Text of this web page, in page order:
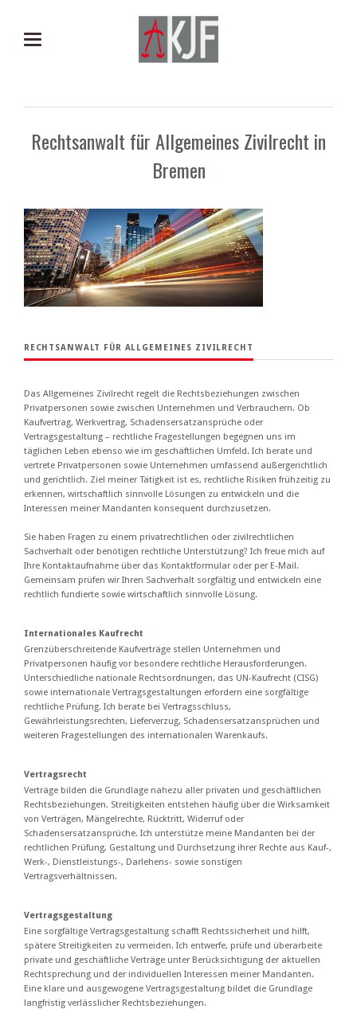
Rechtsanwalt für Allgemeines Zivilrecht in
Bremen
RECHTSANWALT FÜR ALLGEMEINES ZIVILRECHT
Das Allgemeines Zivilrecht regelt die Rechtsbeziehungen zwischen
Privatpersonen sowie zwischen Unternehmen und Verbrauchern. Ob
Kaufvertrag, Werkvertrag, Schadensersatzansprüche oder
Vertragsgestaltung – rechtliche Fragestellungen begegnen uns im
täglichen Leben ebenso wie im geschäftlichen Umfeld. Ich berate und
vertrete Privatpersonen sowie Unternehmen umfassend außergerichtlich
und gerichtlich. Ziel meiner Tätigkeit ist es, rechtliche Risiken frühzeitig zu
erkennen, wirtschaftlich sinnvolle Lösungen zu entwickeln und die
Interessen meiner Mandanten konsequent durchzusetzen.
Sie haben Fragen zu einem privatrechtlichen oder zivilrechtlichen
Sachverhalt oder benötigen rechtliche Unterstützung? Ich freue mich auf
Ihre Kontaktaufnahme über das Kontaktformular oder per E-Mail.
Gemeinsam prüfen wir Ihren Sachverhalt sorgfältig und entwickeln eine
rechtlich fundierte sowie wirtschaftlich sinnvolle Lösung.
Internationales Kaufrecht
Grenzüberschreitende Kaufverträge stellen Unternehmen und
Privatpersonen häufig vor besondere rechtliche Herausforderungen.
Unterschiedliche nationale Rechtsordnungen, das UN-Kaufrecht (CISG)
sowie internationale Vertragsgestaltungen erfordern eine sorgfältige
rechtliche Prüfung. Ich berate bei Vertragsschluss,
Gewährleistungsrechten, Lieferverzug, Schadensersatzansprüchen und
weiteren Fragestellungen des internationalen Warenkaufs.
Vertragsrecht
Verträge bilden die Grundlage nahezu aller privaten und geschäftlichen
Rechtsbeziehungen. Streitigkeiten entstehen häufig über die Wirksamkeit
von Verträgen, Mängelrechte, Rücktritt, Widerruf oder
Schadensersatzansprüche. Ich unterstütze meine Mandanten bei der
rechtlichen Prüfung, Gestaltung und Durchsetzung ihrer Rechte aus Kauf-,
Werk-, Dienstleistungs-, Darlehens- sowie sonstigen
Vertragsverhältnissen.
Vertragsgestaltung
Eine sorgfältige Vertragsgestaltung schafft Rechtssicherheit und hilft,
spätere Streitigkeiten zu vermeiden. Ich entwerfe, prüfe und überarbeite
private und geschäftliche Verträge unter Berücksichtigung der aktuellen
Rechtsprechung und der individuellen Interessen meiner Mandanten.
Eine klare und ausgewogene Vertragsgestaltung bildet die Grundlage
langfristig verlässlicher Rechtsbeziehungen.